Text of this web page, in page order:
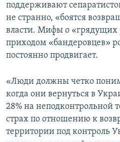
поддерживают
не странно, «боятся
власти. Мифы о «грядущих
приходом «бандеровцев»
постоянно продвигает.
«Люди должны четко
когда они вернуться в
28% на неподконтрольной
страх по отношению к
территории под контроль